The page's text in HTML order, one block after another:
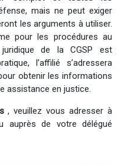
mais ne peut exiger
les arguments à utiliser.
pour les procédures au
de la CGSP est
l’affilié s’adressera
obtenir les informations
assistance en justice.
, veuillez vous adresser à
auprès de votre délégué